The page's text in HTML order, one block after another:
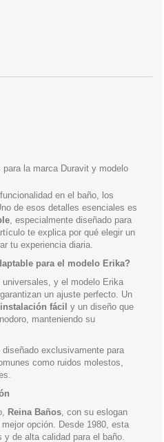
la marca Duravit y modelo
en el baño, los
de esos detalles esenciales es
, especialmente diseñado para
te explica por qué elegir un
tu experiencia diaria.
para el modelo Erika?
y el modelo Erika
un ajuste perfecto. Un
instalación fácil y un diseño que
manteniendo su
exclusivamente para
como ruidos molestos,
Reina Baños, con su eslogan
opción. Desde 1980, esta
de alta calidad para el baño.